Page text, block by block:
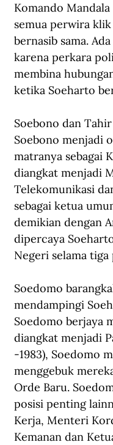
Komando
semua perwira
bernasib sama.
karena perkara
membina
ketika Soeharto
Soebono dan
Soebono menjadi
matranya sebagai
diangkat menjadi
Telekomunikasi
sebagai ketua
demikian dengan
dipercaya
Negeri selama
Soedomo
mendampingi
Soedomo berjaya
diangkat menjadi
-1983), Soedomo
menggebuk
Orde Baru.
posisi penting
Kerja, Menteri
Kemanan dan